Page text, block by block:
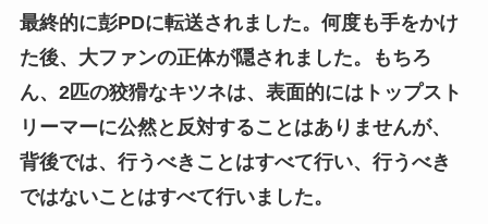
最終的に彭PDに転送されました。何度も手をかけ
た後、大ファンの正体が隠されました。もちろ
ん、2匹の狡猾なキツネは、表面的にはトップスト
リーマーに公然と反対することはありませんが、
背後では、行うべきことはすべて行い、行うべき
ではないことはすべて行いました。